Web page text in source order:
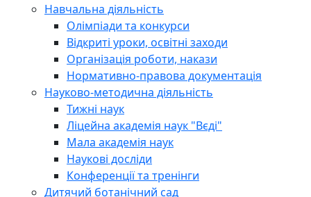
Навчальна діяльність
Олімпіади та конкурси
Відкриті уроки, освітні заходи
Організація роботи, накази
Нормативно-правова документація
Науково-методична діяльність
Тижні наук
Ліцейна академія наук "Вєді"
Мала академія наук
Наукові досліди
Конференції та тренінги
Дитячий ботанічний сад